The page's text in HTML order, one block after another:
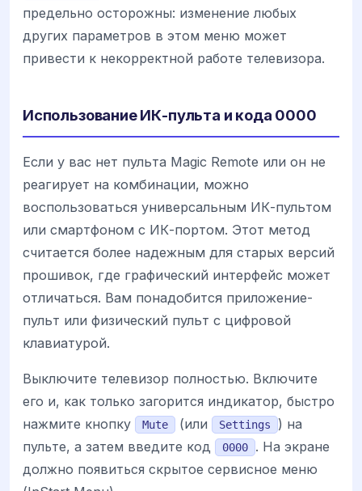
предельно осторожны: изменение любых
других параметров в этом меню может
привести к некорректной работе телевизора.
Использование ИК-пульта и кода 0000
Если у вас нет пульта Magic Remote или он не
реагирует на комбинации, можно
воспользоваться универсальным ИК-пультом
или смартфоном с ИК-портом. Этот метод
считается более надежным для старых версий
прошивок, где графический интерфейс может
отличаться. Вам понадобится приложение-
пульт или физический пульт с цифровой
клавиатурой.
Выключите телевизор полностью. Включите
его и, как только загорится индикатор, быстро
нажмите кнопку
Mute (или Settings
) на
пульте, а затем введите код
0000
. На экране
должно появиться скрытое сервисное меню